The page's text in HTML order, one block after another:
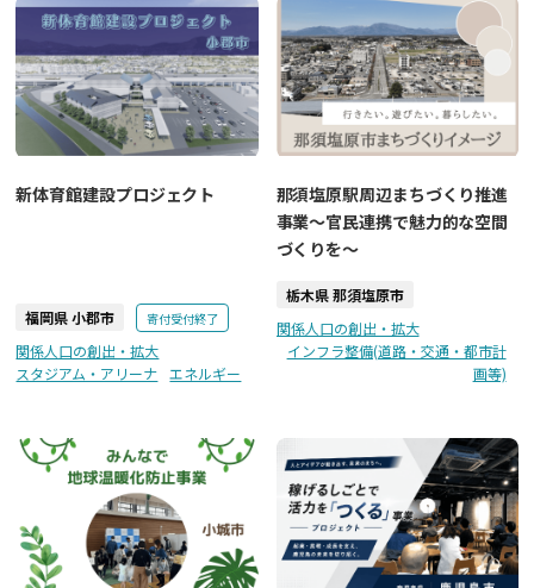
新体育館建設プロジェクト
福岡県 小郡市 寄付受付終了
関係人口の創出・拡大
スタジアム・アリーナ
エネルギー
那須塩原駅周辺まちづくり推進
事業～官民連携で魅力的な空間
づくりを～
栃木県 那須塩原市
関係人口の創出・拡大
インフラ整備(道路・交通・都市計
画等)